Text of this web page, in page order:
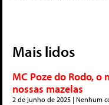
Mais lidos
MC Poze do Rodo,
nossas mazelas
2 de junho de 2025 Nenhum